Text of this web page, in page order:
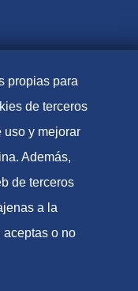
Marcas, 2023
propias para
de terceros
uso y mejorar
Además,
de terceros
a la
aceptas o no